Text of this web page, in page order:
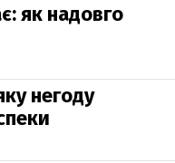
як надовго
негоду